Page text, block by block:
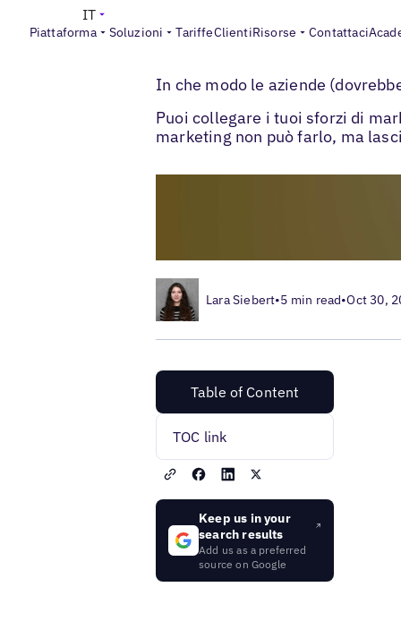
Piattaforma Soluzioni TariffeClientiRisorse Contattaci
IT
Blogs> Strategia di marketing locale>
In che modo le aziende
Puoi collegare i tuoi sforzi di
marketing non può farlo, ma
Lara Siebert•5 min read•Oct 30,
Table of Content
TOC link
Keep us in your
search results
Add us as a preferred
source on Google